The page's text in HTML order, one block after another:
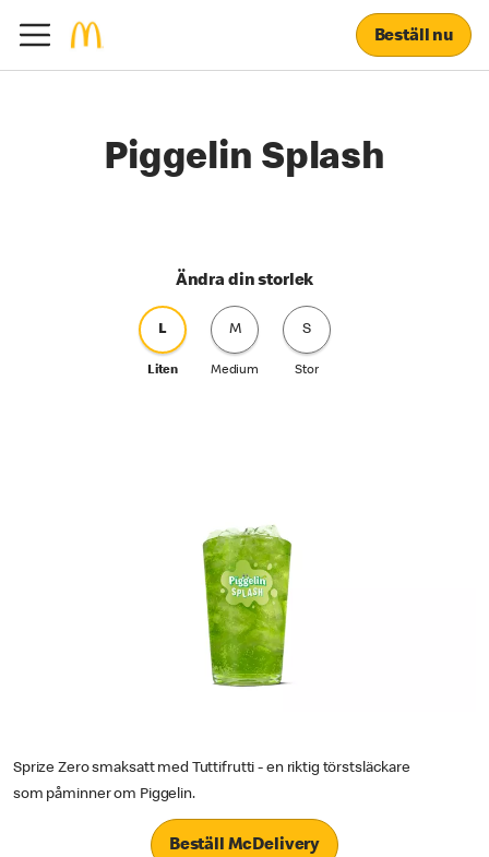
Beställ nu
Piggelin Splash
Ändra din storlek
L
Liten
M
Medium
S
Stor
Sprize Zero smaksatt med Tuttifrutti - en riktig törstsläckare
som påminner om Piggelin.
Beställ McDelivery